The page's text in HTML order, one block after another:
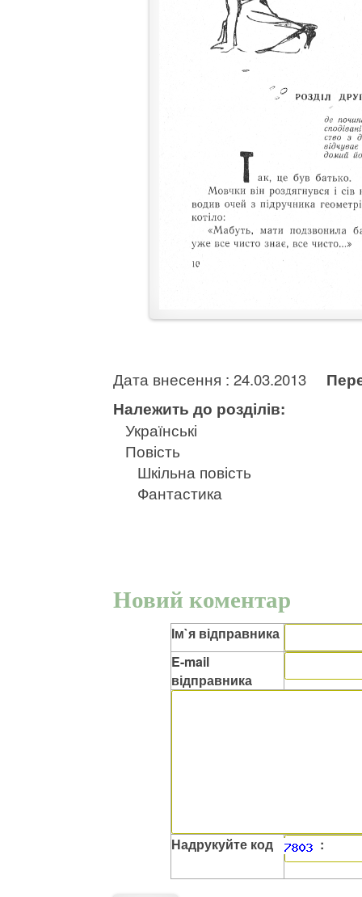
Дата внесення : 24.03.2013
Належить до розділів:
Українські
Повість
Шкільна повість
Фантастика
Новий коментар
Ім`я відправника
E-mail
відправника
Надрукуйте код :